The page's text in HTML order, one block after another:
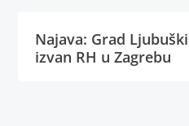
Najava: Grad
izvan RH u Zagrebu